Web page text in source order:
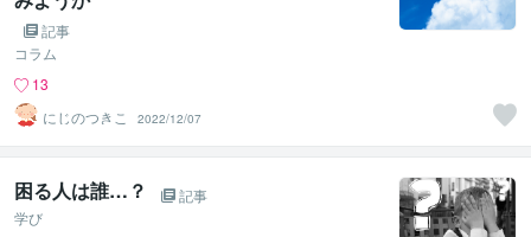
記事
コラム
13
にじのつきこ
2022/12/07
困る人は誰…？
記事
学び